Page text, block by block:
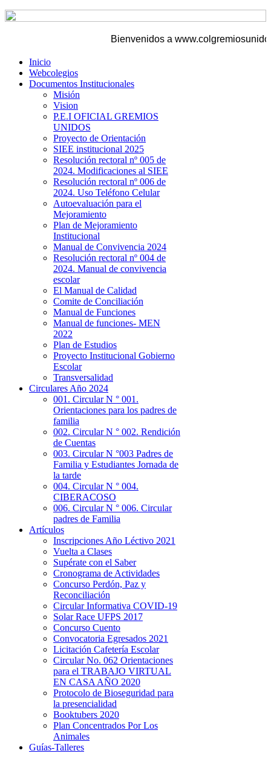
Bienvenidos a
Inicio
Webcolegios
Documentos Institucionales
Misión
Vision
P.E.I OFICIAL GREMIOS
UNIDOS
Proyecto de Orientación
SIEE institucional 2025
Resolución rectoral nº 005 de
2024. Modificaciones al SIEE
Resolución rectoral nº 006 de
2024. Uso Teléfono Celular
Autoevaluación para el
Mejoramiento
Plan de Mejoramiento
Institucional
Manual de Convivencia 2024
Resolución rectoral nº 004 de
2024. Manual de convivencia
escolar
El Manual de Calidad
Comite de Conciliación
Manual de Funciones
Manual de funciones- MEN
2022
Plan de Estudios
Proyecto Institucional Gobierno
Escolar
Transversalidad
Circulares Año 2024
001. Circular N ° 001.
Orientaciones para los padres de
familia
002. Circular N ° 002. Rendición
de Cuentas
003. Circular N °003 Padres de
Familia y Estudiantes Jornada de
la tarde
004. Circular N ° 004.
CIBERACOSO
006. Circular N ° 006. Circular
padres de Familia
Artículos
Inscripciones Año Léctivo 2021
Vuelta a Clases
Supérate con el Saber
Cronograma de Actividades
Concurso Perdón, Paz y
Reconciliación
Circular Informativa COVID-19
Solar Race UFPS 2017
Concurso Cuento
Convocatoria Egresados 2021
Licitación Cafetería Escolar
Circular No. 062 Orientaciones
para el TRABAJO VIRTUAL
EN CASA AÑO 2020
Protocolo de Bioseguridad para
la presencialidad
Booktubers 2020
Plan Concentrados Por Los
Animales
Guías-Talleres